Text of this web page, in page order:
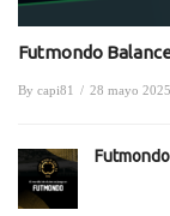
Futmondo
By capi81 / 28 mayo 2025